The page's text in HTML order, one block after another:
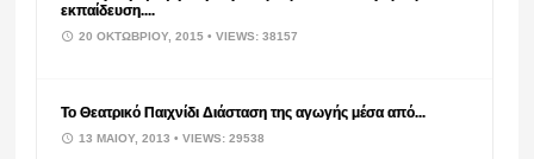
εκπαίδευση....
20 ΟΚΤΩΒΡΊΟΥ, 2015• VIEWS: 38157
Το Θεατρικό Παιχνίδι Διάσταση της αγωγής μέσα από...
13 ΜΑΪ́ΟΥ, 2013• VIEWS: 29538